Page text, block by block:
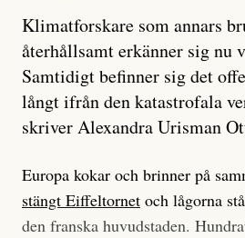
Klimatforskare som annars
återhållsamt erkänner sig nu
Samtidigt befinner sig det
långt ifrån den katastrofala
skriver Alexandra Urisman
Europa kokar och brinner på
stängt Eiffeltornet och lågorna
den franska huvudstaden.